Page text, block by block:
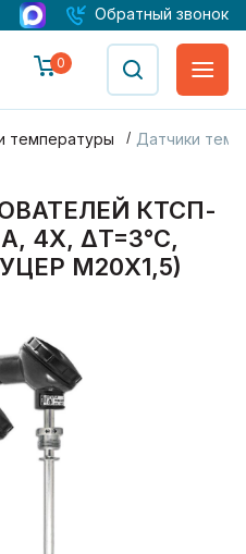
Обратный звонок
0
температуры Датчики
КТСП-
4Х, ΔT=3°C,
М20Х1,5)